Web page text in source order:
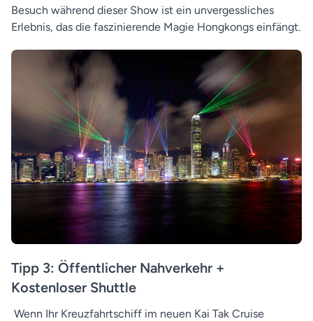
Besuch während dieser Show ist ein unvergessliches
Erlebnis, das die faszinierende Magie Hongkongs einfängt.
Tipp 3: Öffentlicher Nahverkehr +
Kostenloser Shuttle
Wenn Ihr Kreuzfahrtschiff im neuen Kai Tak Cruise